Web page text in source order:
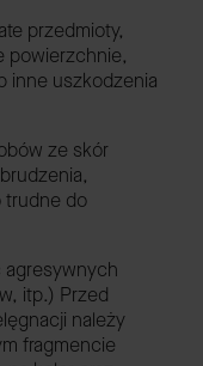
przedmioty,
powierzchnie,
inne uszkodzenia
ze skór
trudne do
agresywnych
itp.) Przed
należy
fragmencie